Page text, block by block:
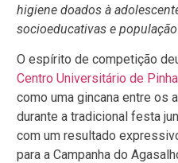
higiene doados à
socioeducativas e
O espírito de competição
Centro Universitário de
como uma gincana entre os
durante a tradicional festa
com um resultado
para a Campanha do